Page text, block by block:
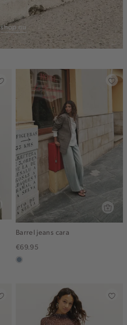
shop nu
Barrel jeans cara
€69.95
dusty